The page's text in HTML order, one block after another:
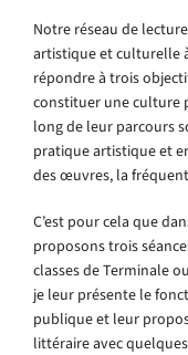
Notre réseau de
artistique et culturelle à
répondre à trois
constituer une culture
long de leur parcours
pratique artistique et
des œuvres, la
C’est pour cela que
proposons trois
classes de Terminale
je leur présente le
publique et leur
littéraire avec